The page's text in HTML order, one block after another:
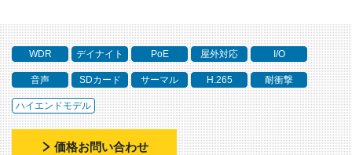
WDR デイナイト PoE 屋外対応 I/O
音声 SDカード サーマル H.265 耐衝撃
ハイエンドモデル
価格お問い合わせ